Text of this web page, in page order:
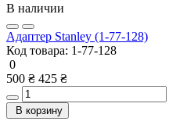
В наличии
Адаптер Stanley (1-77-128)
Код товара: 1-77-128
0
500 ₴ 425 ₴
В корзину